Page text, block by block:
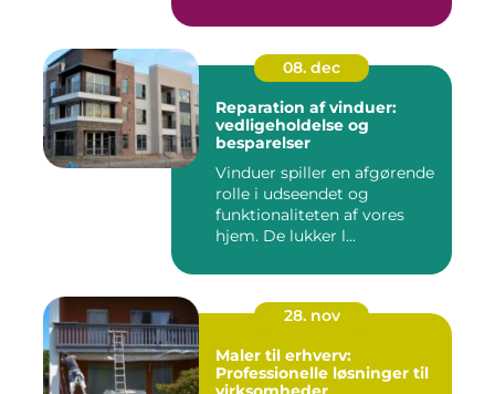
08. dec
Reparation af vinduer:
vedligeholdelse og
besparelser
Vinduer spiller en afgørende
rolle i udseendet og
funktionaliteten af vores
hjem. De lukker l...
28. nov
Maler til erhverv:
Professionelle løsninger til